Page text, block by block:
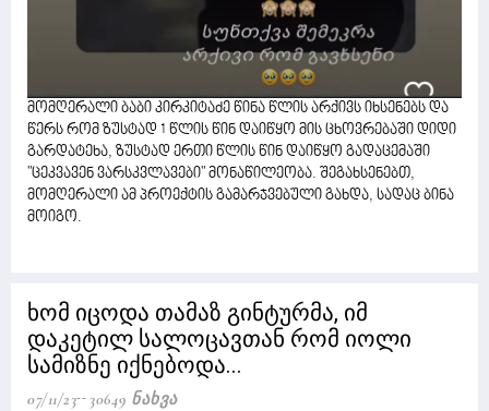
მომღერალი ბაბი კირკიტაძე წინა წლის არქივს იხსენებს და
წერს რომ ზუსტად 1 წლის წინ დაიწყო მის ცხოვრებაში დიდი
გარდატეხა, ზუსტად ერთი წლის წინ დაიწყო გადაცემაში
"ცეკვავენ ვარსკვლავები" მონაწილეობა. შეგახსენებთ,
მომღერალი ამ პროექტის გამარჯვებული გახდა, სადაც ბინა
მოიგო.
ხომ იცოდა თამაზ გინტურმა, იმ
დაკეტილ სალოცავთან რომ იოლი
სამიზნე იქნებოდა...
07/11/23 30649 Ნახვა